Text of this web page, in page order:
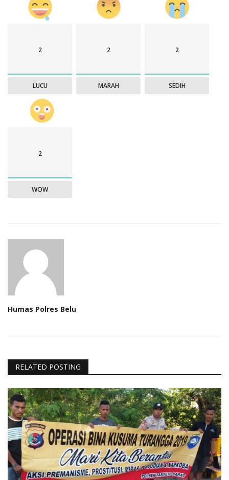
2
LUCU
2
MARAH
2
SEDIH
2
WOW
Humas Polres Belu
RELATED POSTING